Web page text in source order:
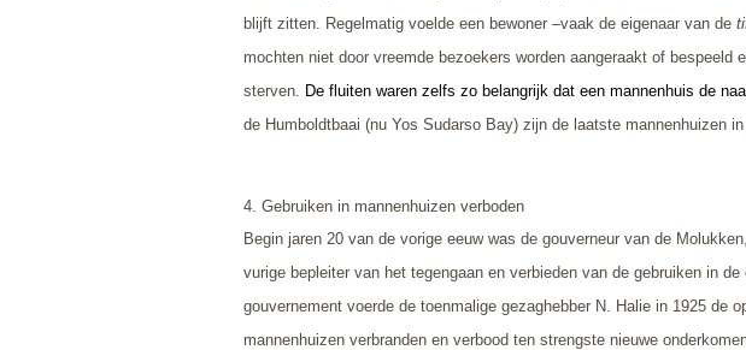
blijft zitten. Regelmatig voelde een bewoner –vaak de eigenaar van de
mochten niet door vreemde bezoekers worden aangeraakt of
sterven.
De fluiten waren zelfs zo belangrijk dat een mannenhuis de
de Humboldtbaai (nu Yos Sudarso Bay) zijn de laatste mannenhuizen
4. Gebruiken in mannenhuizen verboden
Begin jaren 20 van de vorige eeuw was de gouverneur van de
vurige bepleiter van het tegengaan en verbieden van de gebruiken in
gouvernement voerde de toenmalige gezaghebber N. Halie in 1925 de
mannenhuizen verbranden en verbood ten strengste nieuwe